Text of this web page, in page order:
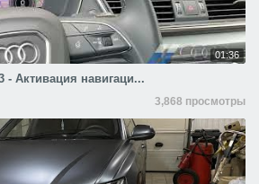
01:36
- Активация навигаци...
3,868 просмотры